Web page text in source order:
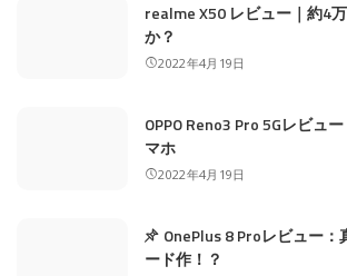
realme X50 レビュー｜約4
か？
2022年4月19日
OPPO Reno3 Pro 5Gレビュ
マホ
2022年4月19日
OnePlus 8 Proレビュー
ード作！？